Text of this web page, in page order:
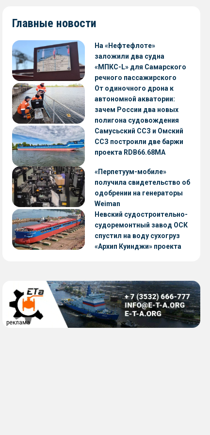
Главные новости
На «Нефтефлоте»
заложили два судна
«МПКС-L» для Самарского
речного пассажирского
предприятия
От одиночного дрона к
автономной акватории:
зачем России два новых
полигона судовождения
Самусьский ССЗ и Омский
ССЗ построили две баржи
проекта RDB66.68МА
«Перпетуум-мобиле»
получила свидетельство об
одобрении на генераторы
Weiman
Невский судостроительно-
судоремонтный завод ОСК
спустил на воду сухогруз
«Архип Куинджи» проекта
реклама